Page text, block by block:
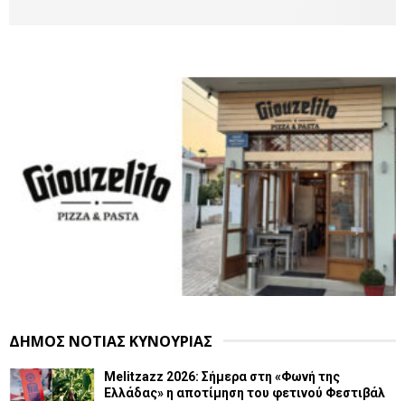
ΔΗΜΟΣ ΝΟΤΙΑΣ ΚΥΝΟΥΡΙΑΣ
Melitzazz 2026: Σήμερα στη «Φωνή της
Ελλάδας» η αποτίμηση του φετινού Φεστιβάλ